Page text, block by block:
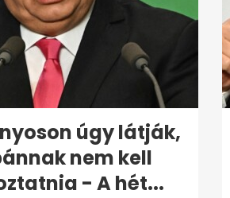
úgy látják,
nem kell
- A hét...